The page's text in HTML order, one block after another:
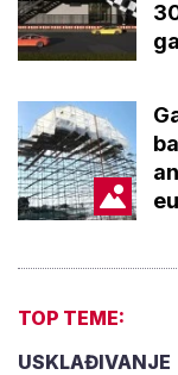
TOP TEME:
USKLAĐIVANJE